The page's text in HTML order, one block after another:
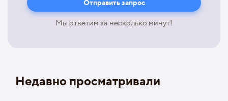
Мы ответим за несколько минут!
Недавно просматривали